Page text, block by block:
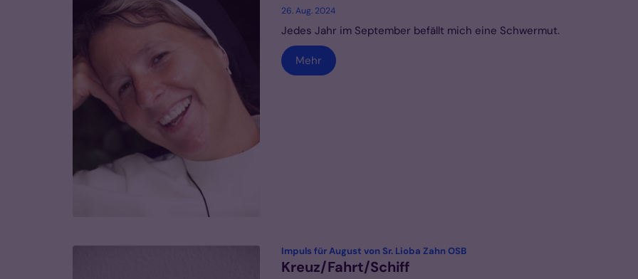
26. Aug. 2024
Jedes Jahr im September befällt mich eine Schwermut.
Mehr
Impuls für August von Sr. Lioba Zahn OSB:
Kreuz/Fahrt/Schiff